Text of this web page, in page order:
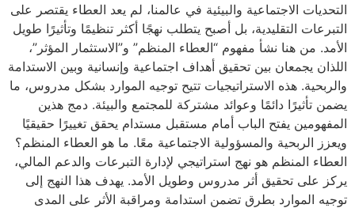
التحديات الاجتماعية والبيئية في عالمنا، لم يعد العطاء يقتصر على
التبرعات التقليدية، بل أصبح يتطلب نهجًا أكثر تنظيمًا وتأثيرًا طويل
الأمد. من هنا نشأ مفهوم “العطاء المنظم” و”الاستثمار المؤثر”،
اللذان يجمعان بين تحقيق أهداف اجتماعية وإنسانية وبين الاستدامة
والربحية. هذه الاستراتيجيات تتيح توجيه الموارد بشكل مدروس، ما
يضمن تأثيرًا دائمًا وعوائد مشتركة للمجتمع والبيئة. دمج هذين
المفهومين يفتح الباب أمام مستقبل مستدام يحقق تغييرًا حقيقيًا
ويعزز الربحية والمسؤولية الاجتماعية معًا. ما هو العطاء المنظم؟
العطاء المنظم هو نهج استراتيجي لإدارة التبرعات والدعم المالي،
يركز على تحقيق أثر مدروس وطويل الأمد. يهدف هذا النهج إلى
توجيه الموارد بطرق تضمن استدامة ومراقبة الأثر على المدى